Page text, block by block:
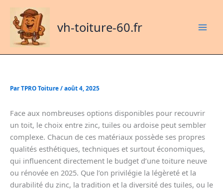
contenu
vh-toiture-60.fr
ParTPRO Toiture/août 4, 2025
Face aux nombreuses options disponibles pour recouvrir
un toit, le choix entre zinc, tuiles ou ardoise peut sembler
complexe. Chacun de ces matériaux possède ses propres
qualités esthétiques, techniques et surtout économiques,
qui influencent directement le budget d’une toiture neuve
ou rénovée en 2025. Que l’on privilégie la légèreté et la
durabilité du zinc, la tradition et la diversité des tuiles, ou le